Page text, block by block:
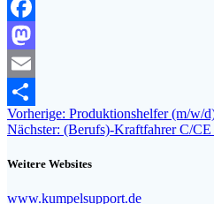
Facebook
Mastodon
Email
Teilen
Beitragsnavigation
Vorherige: Vorheriger
Beitrag:
Produktionshelfer (m/w/
Nächster: Nächster
(Berufs)-Kraftfahrer C/
Weitere Websites
www.kumpelsupport.de